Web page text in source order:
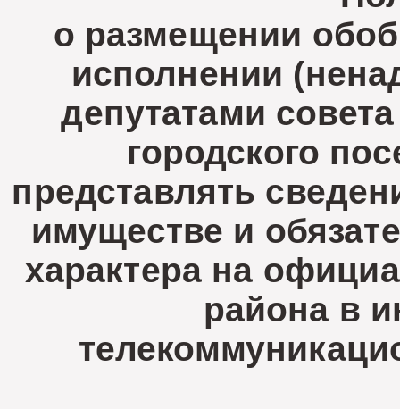
о размещении
исполнении
депутатами
городского
представлять
имуществе и
характера на
района в